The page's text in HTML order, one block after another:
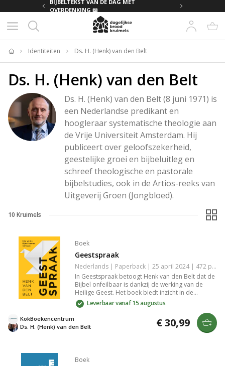
BIJBELTEKST VAN DE DAG MET
OVERDENKING 📖
Home
Identiteiten Ds. H. (Henk) van den Belt
Ds. H. (Henk) van den Belt
Ds. H. (Henk) van den Belt (8 juni 1971) is
een Nederlandse predikant en
hoogleraar systematische theologie aan
de Vrije Universiteit Amsterdam. Hij
publiceert over geloofszekerheid,
geestelijke groei en bijbeluitleg en
schreef theologische en pastorale
bijbelstudies, ook in de Artios-reeks van
Uitgeverij Groen (Jongbloed).
10 Kruimels
Boek
Geestspraak
Nederlands | Paperback | 25 april 2024 | 472 pagina's | Basisbijbel | 9789043540247
In Geestspraak betoogt Henk van den Belt dat de
Bijbel onfeilbaar is dankzij de werking van de
Heilige Geest. Het boek biedt inzicht in de
inspiratie van bijbelschrijvers en de interpretatie
van de Schrift, en verdiept de discussie over de
begrijpen.
Leverbaar vanaf 15 augustus
Ds. H. (Henk) van den Belt
KokBoekencentrum € 30,99
Boek